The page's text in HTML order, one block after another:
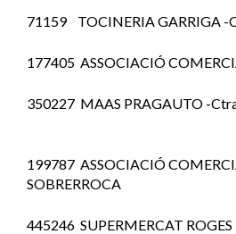
71159 TOCINERIA GARRIGA -
177405 ASSOCIACIÓ
350227 MAAS PRAGAUTO -
199787 ASSOCIACIÓ
SOBRERROCA
445246 SUPERMERCAT ROGES